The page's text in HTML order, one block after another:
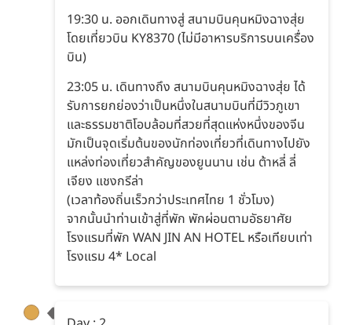
19:30 น. ออกเดินทางสู่ สนามบินคุนหมิงฉางสุ่ย
โดยเที่ยวบิน KY8370 (ไม่มีอาหารบริการบนเครื่อง
บิน)
23:05 น. เดินทางถึง สนามบินคุนหมิงฉางสุ่ย ได้
รับการยกย่องว่าเป็นหนึ่งในสนามบินที่มีวิวภูเขา
และธรรมชาติโอบล้อมที่สวยที่สุดแห่งหนึ่งของจีน
มักเป็นจุดเริ่มต้นของนักท่องเที่ยวที่เดินทางไปยัง
แหล่งท่องเที่ยวสำคัญของยูนนาน เช่น ต้าหลี่ ลี่
เจียง แชงกรีล่า
(เวลาท้องถิ่นเร็วกว่าประเทศไทย 1 ชั่วโมง)
จากนั้นนำท่านเข้าสู่ที่พัก พักผ่อนตามอัธยาศัย
โรงแรมที่พัก WAN JIN AN HOTEL หรือเทียบเท่า
โรงแรม 4* Local